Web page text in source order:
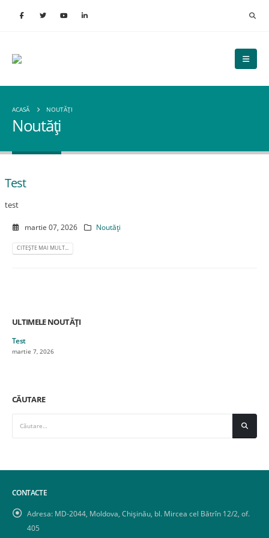
ACASĂ NOUTĂȚI
Noutăți
Test
test
martie 07, 2026 Noutăți
CITEȘTE MAI MULT...
ULTIMELE NOUTĂȚI
Test
martie 7, 2026
CĂUTARE
CONTACTE
Adresa: MD-2044, Moldova, Chișinău, bl. Mircea cel Bătrîn 12/2, of.
405